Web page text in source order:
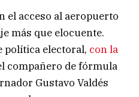
el acceso al aeropuerto
más que elocuente.
política electoral, con la
compañero de fórmula
Gustavo Valdés